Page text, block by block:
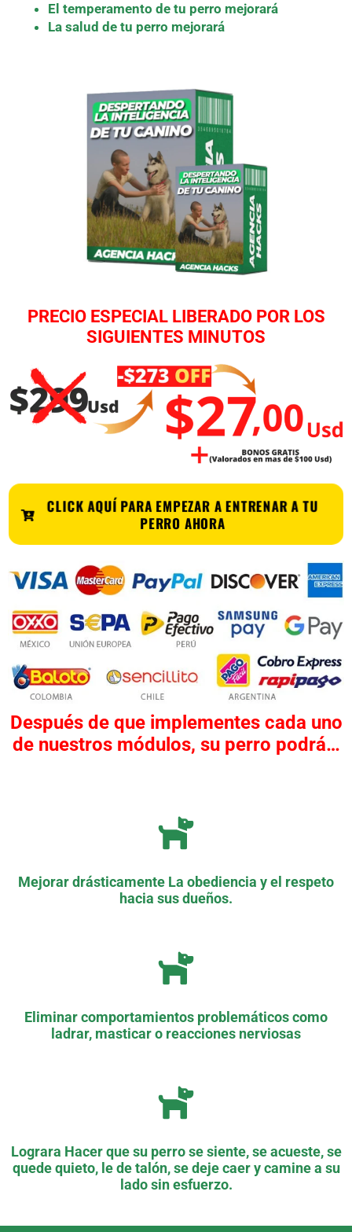
El temperamento de tu perro mejorará
La salud de tu perro mejorará
PRECIO ESPECIAL LIBERADO POR LOS
SIGUIENTES MINUTOS
CLICK AQUÍ PARA EMPEZAR A ENTRENAR A TU
PERRO AHORA
Después de que implementes cada uno
de nuestros módulos, su perro podrá…
Mejorar drásticamente La obediencia y el respeto
hacia sus dueños.
Eliminar comportamientos problemáticos como
ladrar, masticar o reacciones nerviosas
Lograra Hacer que su perro se siente, se acueste, se
quede quieto, le de talón, se deje caer y camine a su
lado sin esfuerzo.